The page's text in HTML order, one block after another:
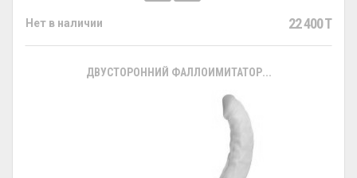
Нет в наличии 22 400 T
ДВУСТОРОННИЙ ФАЛЛОИМИТАТОР...